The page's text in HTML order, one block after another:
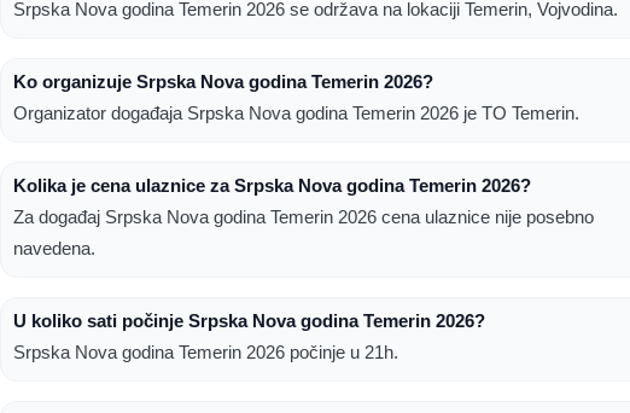
Srpska Nova godina Temerin 2026 se održava na lokaciji Temerin, Vojvodina.
Ko organizuje Srpska Nova godina Temerin 2026?
Organizator događaja Srpska Nova godina Temerin 2026 je TO Temerin.
Kolika je cena ulaznice za Srpska Nova godina Temerin 2026?
Za događaj Srpska Nova godina Temerin 2026 cena ulaznice nije posebno
navedena.
U koliko sati počinje Srpska Nova godina Temerin 2026?
Srpska Nova godina Temerin 2026 počinje u 21h.